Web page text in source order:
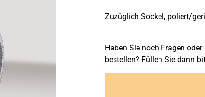
Zuzüglich Sockel, poliert/
Haben Sie noch Fragen
bestellen? Füllen Sie dann